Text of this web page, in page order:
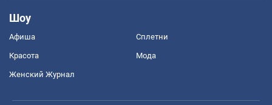
Шоу
Афиша Сплетни
Красота Мода
Женский Журнал